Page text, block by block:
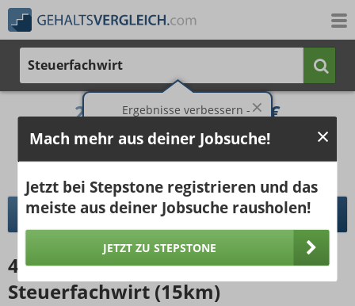
Ergebnisse verbessern -
Ort hinzufügen
Steuerfachwirt
2.844 € 3.870 €
25% 50%
pro Jahr pro Monat
DETAILLIERTER GEHALTSVERGLEICH
4811Jobangebotefür
Steuerfachwirt (15km)
Mach mehr aus deiner Jobsuche!
Jetzt bei Stepstone registrieren und das
meiste aus deiner Jobsuche rausholen!
JETZT ZU STEPSTONE